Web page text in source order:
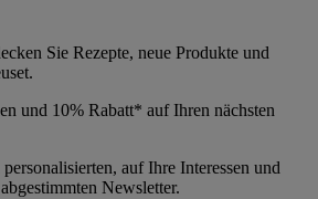
Sie Rezepte, neue Produkte und
und 10% Rabatt* auf Ihren nächsten
auf Ihre Interessen und
Newsletter.